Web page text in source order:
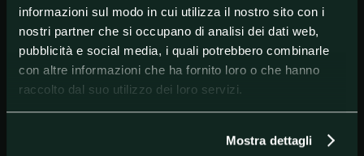
informazioni sul modo in cui utilizza il nostro sito con i
nostri partner che si occupano di analisi dei dati web,
pubblicità e social media, i quali potrebbero combinarle
con altre informazioni che ha fornito loro o che hanno
raccolto dal suo utilizzo dei loro servizi.
Mostra dettagli